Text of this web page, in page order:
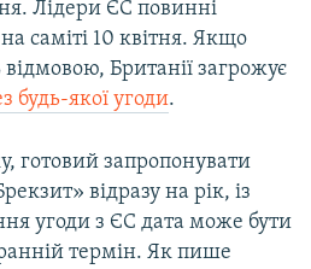
Лідери ЄС повинні
саміті 10 квітня. Якщо
Британії загрожує
будь-якої угоди.
готовий запропонувати
відразу на рік, із
угоди з ЄС дата може бути
термін. Як пише